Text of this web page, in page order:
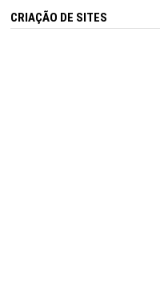
CRIAÇÃO DE SITES